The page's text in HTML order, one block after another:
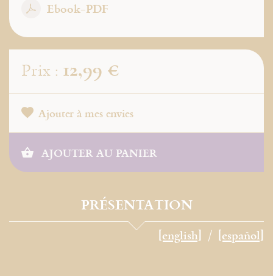
Ebook-PDF
Prix : 12,99 €
Ajouter à mes envies
AJOUTER AU PANIER
PRÉSENTATION
[english] [español]